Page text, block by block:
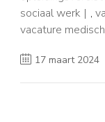
sociaal werk
,
vacature
17 maart 2024